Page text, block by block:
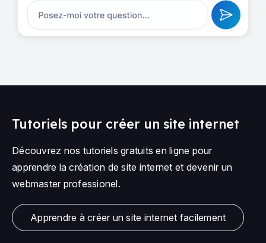
Tutoriels pour créer un site internet
Découvrez nos tutoriels gratuits en ligne pour
apprendre la création de site internet et devenir un
webmaster professionel.
Apprendre à créer un site internet facilement